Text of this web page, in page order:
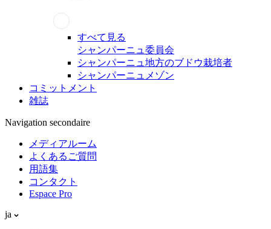
すべて見る
シャンパーニュ委員会
シャンパーニュ地方のブドウ栽培者
シャンパーニュメゾン
コミットメント
雑誌
Navigation secondaire
メディアルーム
よくあるご質問
用語集
コンタクト
Espace Pro
ja